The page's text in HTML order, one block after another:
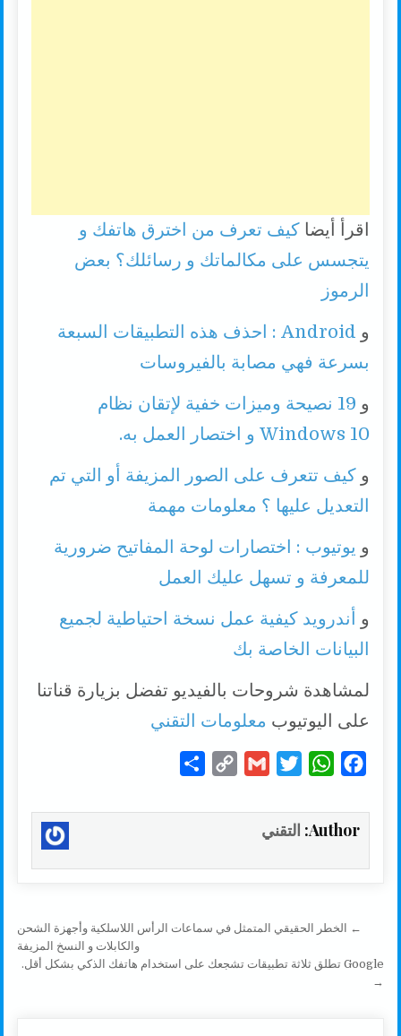
اقرأ أيضاكيف تعرف من اخترق هاتفك و
يتجسس على مكالماتك و رسائلك؟ بعض
الرموز
و
Android : احذف هذه التطبيقات السبعة
بسرعة فهي مصابة بالفيروسات
و
19 نصيحة وميزات خفية لإتقان نظام
Windows 10 و اختصار العمل به.
وكيف تتعرف على الصور المزيفة أو التي تم
التعديل عليها ؟ معلومات مهمة
و يوتيوب : اختصارات لوحة المفاتيح ضرورية
للمعرفة و تسهل عليك العمل
و
أندرويد كيفية عمل نسخة احتياطية لجميع
البيانات الخاصة بك
لمشاهدة شروحات بالفيديو تفضل بزيارة قناتنا
على اليوتيوب معلومات التقني
c
e
W
a
t
i
t
G
a
p
a
Author: التقني
تصفّح المقالات
← الخطر الحقيقي المتمثل في سماعات الرأس اللاسلكية وأجهزة الشحن
والكابلات و النسخ المزيفة
Google تطلق ثلاثة تطبيقات تشجعك على استخدام هاتفك الذكي بشكل أقل.
→